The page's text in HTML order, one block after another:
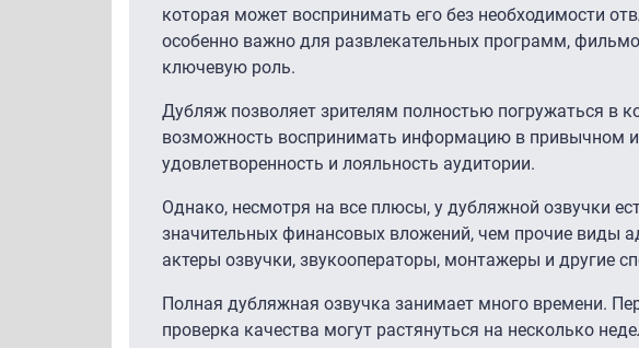
которая может воспринимать его без необходимости
особенно важно для развлекательных программ,
ключевую роль.
Дубляж позволяет зрителям полностью погружаться в
возможность воспринимать информацию в привычном
удовлетворенность и лояльность аудитории.
Однако, несмотря на все плюсы, у дубляжной озвучки
значительных финансовых вложений, чем прочие виды
актеры озвучки, звукооператоры, монтажеры и другие
Полная дубляжная озвучка занимает много времени.
проверка качества могут растянуться на несколько